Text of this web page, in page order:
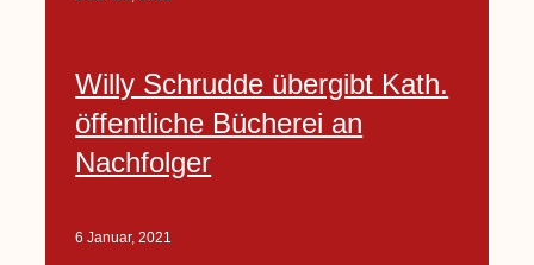
Willy Schrudde übergibt Kath.
öffentliche Bücherei an
Nachfolger
6 Januar, 2021